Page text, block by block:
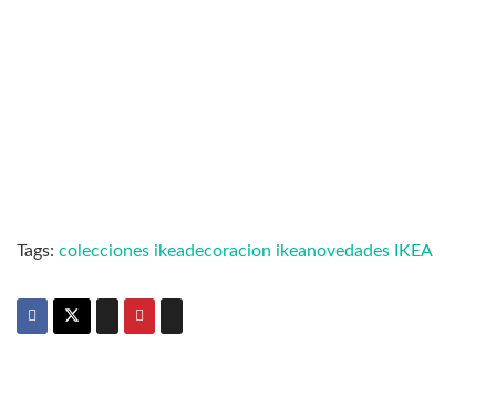
Tags: colecciones ikeadecoracion ikeanovedades IKEA